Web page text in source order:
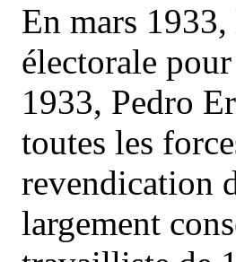
En mars
électorale
1933, Pedro
toutes les
revendication
largement